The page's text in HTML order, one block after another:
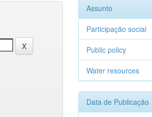
Assunto
Participação social
Public policy
Water resources
Data de Publicação